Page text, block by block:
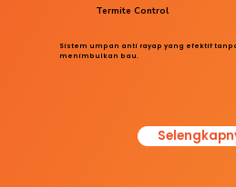
Sistem umpan anti rayap yang efektif
menimbulkan bau.
Termite Control